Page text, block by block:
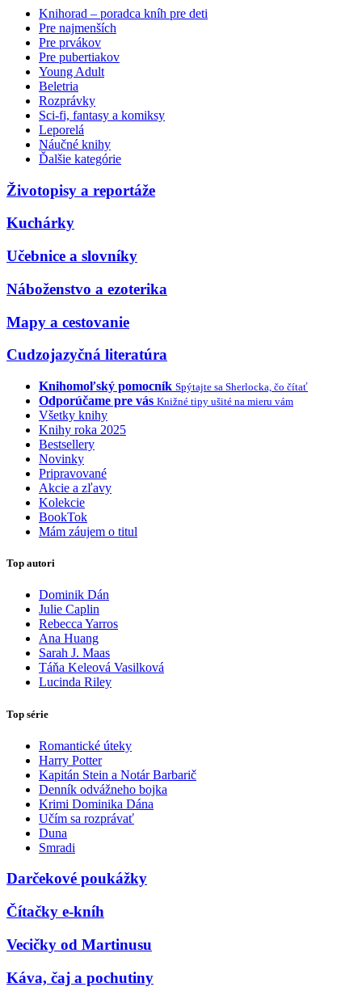
Knihorad – poradca kníh pre deti
Pre najmenších
Pre prvákov
Pre pubertiakov
Young Adult
Beletria
Rozprávky
Sci-fi, fantasy a komiksy
Leporelá
Náučné knihy
Ďalšie kategórie
Životopisy a reportáže
Kuchárky
Učebnice a slovníky
Náboženstvo a ezoterika
Mapy a cestovanie
Cudzojazyčná literatúra
Knihomoľský pomocník Spýtajte sa Sherlocka, čo čítať
Odporúčame pre vás Knižné tipy ušité na mieru vám
Všetky knihy
Knihy roka 2025
Bestsellery
Novinky
Pripravované
Akcie a zľavy
Kolekcie
BookTok
Mám záujem o titul
Top autori
Dominik Dán
Julie Caplin
Rebecca Yarros
Ana Huang
Sarah J. Maas
Táňa Keleová Vasilková
Lucinda Riley
Top série
Romantické úteky
Harry Potter
Kapitán Stein a Notár Barbarič
Denník odvážneho bojka
Krimi Dominika Dána
Učím sa rozprávať
Duna
Smradi
Darčekové poukážky
Čítačky e-kníh
Vecičky od Martinusu
Káva, čaj a pochutiny